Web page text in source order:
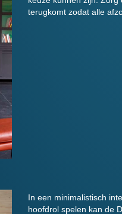
terugkomt zodat alle
In een minimalistisch
hoofdrol spelen kan de